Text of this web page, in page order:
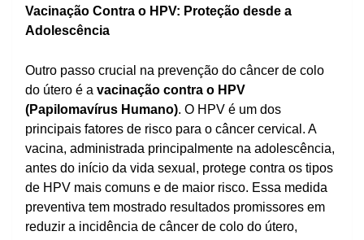
Vacinação Contra o HPV: Proteção desde a
Adolescência
Outro passo crucial na prevenção do câncer de colo
do útero é a vacinação contra o HPV
(Papilomavírus Humano). O HPV é um dos
principais fatores de risco para o câncer cervical. A
vacina, administrada principalmente na adolescência,
antes do início da vida sexual, protege contra os tipos
de HPV mais comuns e de maior risco. Essa medida
preventiva tem mostrado resultados promissores em
reduzir a incidência de câncer de colo do útero,